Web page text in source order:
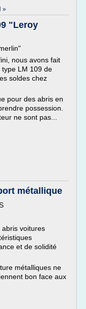
»
"Leroy
nous avons fait
type LM 109 de
soldes chez
pour des abris en
possession.
ne sont pas...
métallique
voitures
et de solidité
métalliques ne
bon face aux